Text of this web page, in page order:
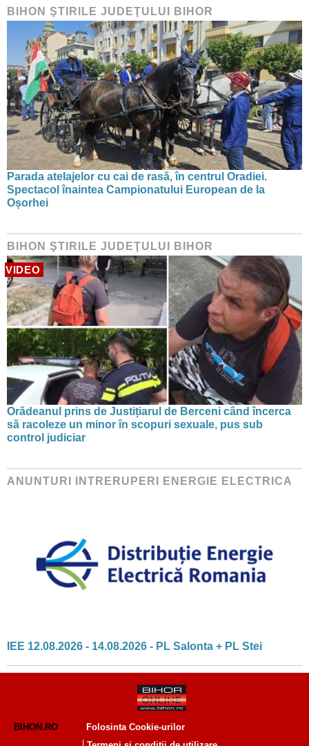
BIHON ŞTIRILE JUDEŢULUI BIHOR
Parada atelajelor cu cai de rasă, în centrul Oradiei.
Spectacol înaintea Campionatului European de la
Oșorhei
BIHON ŞTIRILE JUDEŢULUI BIHOR
VIDEO
Orădeanul prins de Justițiarul de Berceni când încerca
să racoleze un minor în scopuri sexuale, pus sub
control judiciar
ANUNTURI INTRERUPERI ENERGIE ELECTRICA
IEE 12.08.2026 - 14.08.2026 - PL Salonta + PL Stei
BIHON.RO
Folosinta Cookie-urilor